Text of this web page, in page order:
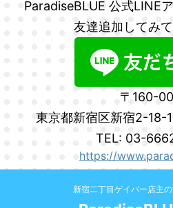
ParadiseBLUE 公式LINE
友達追加してみ
〒160-
東京都新宿区新宿2-18-
TEL: 03-
https://
新宿二丁目ゲイバー店主